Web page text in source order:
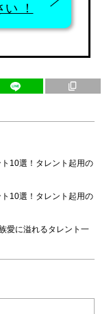
！
10選！タレント起用の
10選！タレント起用の
愛に溢れるタレント一